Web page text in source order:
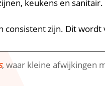
keukens en sanitair.​
consistent zijn.​ Dit wordt
, waar kleine afwijkingen